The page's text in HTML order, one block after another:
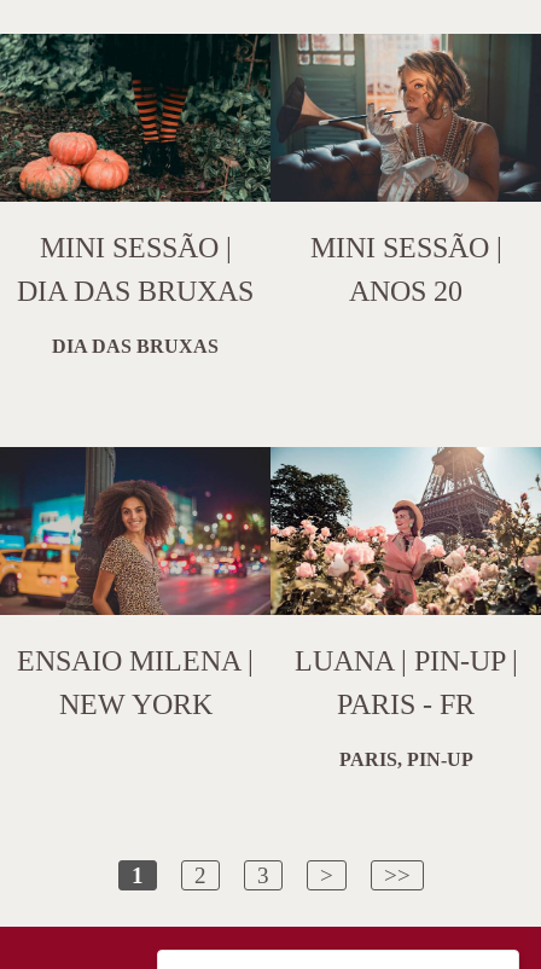
MINI SESSÃO |
DIA DAS BRUXAS
DIA DAS BRUXAS
MINI SESSÃO |
ANOS 20
ENSAIO MILENA |
NEW YORK
LUANA | PIN-UP |
PARIS - FR
PARIS, PIN-UP
1 2 3 > >>